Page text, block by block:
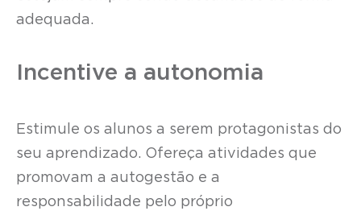
adequada.
Incentive a autonomia
Estimule os alunos a serem protagonistas do
seu aprendizado. Ofereça atividades que
promovam a autogestão e a
responsabilidade pelo próprio